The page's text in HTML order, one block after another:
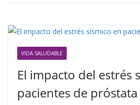
VIDA SALUDABLE
El impacto del estrés
pacientes de próstata